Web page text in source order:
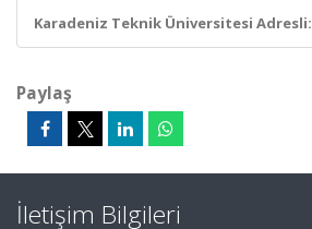
Karadeniz Teknik Üniversitesi Adresli:
Paylaş
İletişim Bilgileri